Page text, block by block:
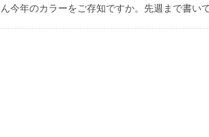
ん今年のカラーをご存知ですか。先週まで書い